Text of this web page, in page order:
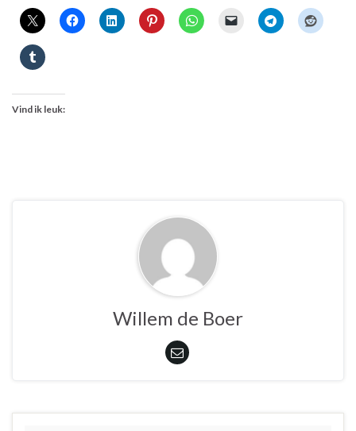
Vind ik leuk:
Willem de Boer